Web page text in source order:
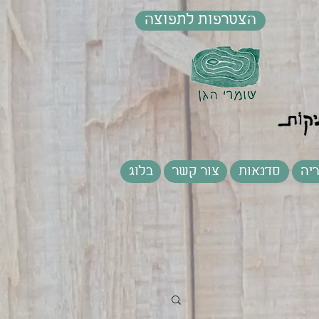
הצטרפות לתפוצה
סדנאות צור קשר בלוג